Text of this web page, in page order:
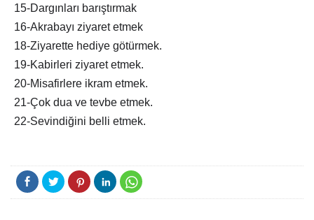
15-Dargınları barıştırmak
16-Akrabayı ziyaret etmek
18-Ziyarette hediye götürmek.
19-Kabirleri ziyaret etmek.
20-Misafirlere ikram etmek.
21-Çok dua ve tevbe etmek.
22-Sevindiğini belli etmek.